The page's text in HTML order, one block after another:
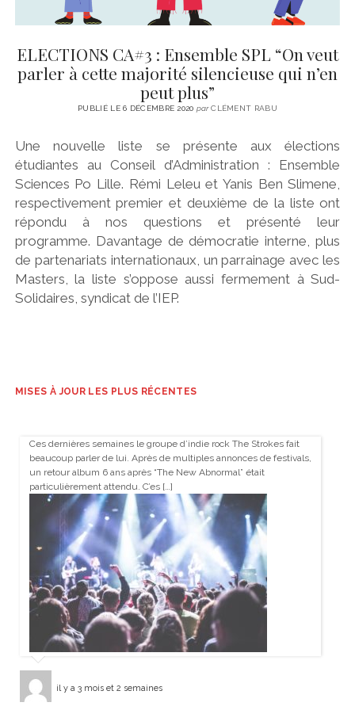
ELECTIONS CA#3 : Ensemble SPL “On veut
parler à cette majorité silencieuse qui n’en
peut plus”
PUBLIÉ LE 6 DÉCEMBRE 2020 parCLÉMENT RABU
Une nouvelle liste se présente aux élections
étudiantes au Conseil d’Administration : Ensemble
Sciences Po Lille. Rémi Leleu et Yanis Ben Slimene,
respectivement premier et deuxième de la liste ont
répondu à nos questions et présenté leur
programme. Davantage de démocratie interne, plus
de partenariats internationaux, un parrainage avec les
Masters, la liste s’oppose aussi fermement à Sud-
Solidaires, syndicat de l’IEP.
MISES À JOUR LES PLUS RÉCENTES
Ces dernières semaines le groupe d’indie rock The Strokes fait
beaucoup parler de lui. Après de multiples annonces de festivals,
un retour album 6 ans après “The New Abnormal” était
particulièrement attendu. C’es […]
il y a 3 mois et 2 semaines